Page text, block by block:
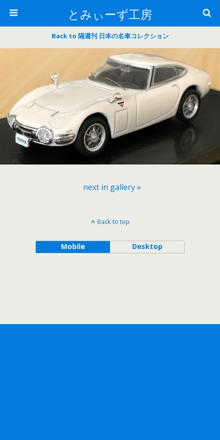
とみぃーず工房
Back to 隔週刊 日本の名車コレクション
next in gallery »
Back to top
Mobile Desktop